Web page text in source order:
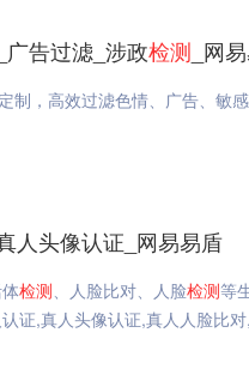
广告过滤_涉政检测 _网
制，高效过滤色情、广告、敏
人头像认证_网易易盾
检测、人脸比对、人脸检测等
证,真人头像认证,真人人脸比